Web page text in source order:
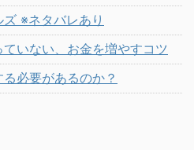
ズ ※ネタバレあり
ていない、お金を増やすコツ
る必要があるのか？